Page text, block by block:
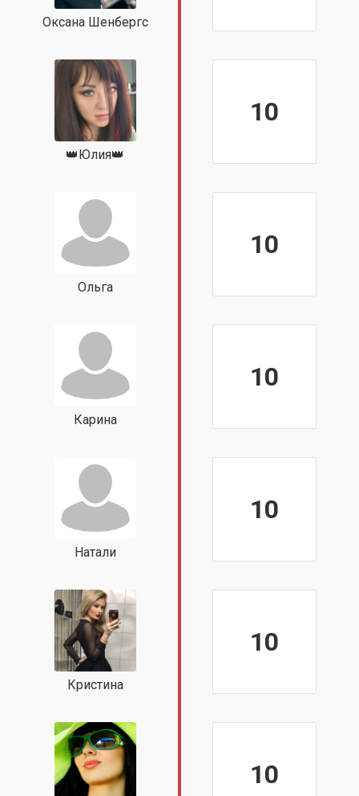
Оксана Шенбергс
👑Юлия👑
10
Ольга
10
Карина
10
Натали
10
Кристина
10
10